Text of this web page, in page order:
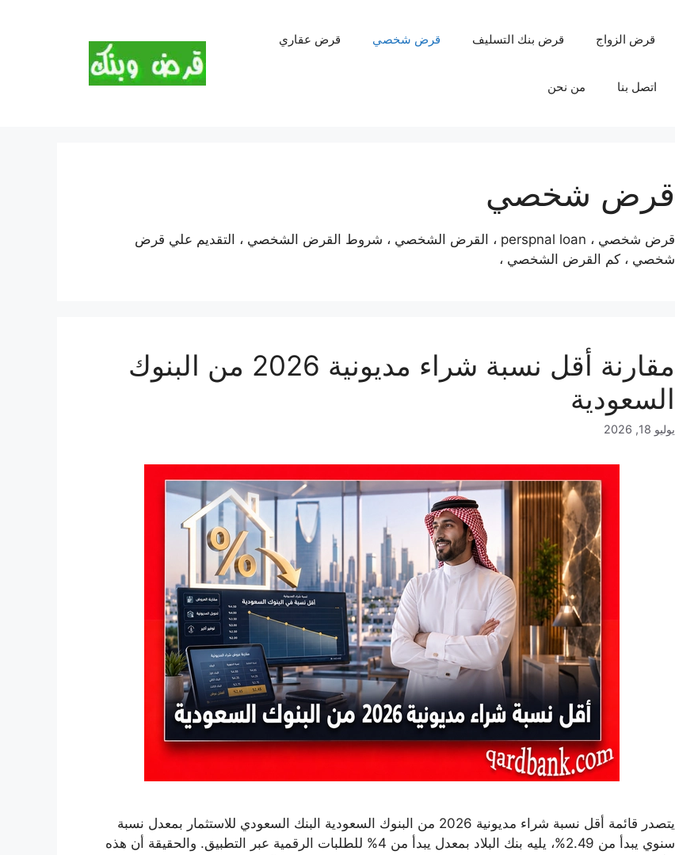
قرض الزواج قرض بنك التسليف قرض شخصي قرض عقاري
اتصل بنا من نحن
قرض شخصي
قرض شخصي ، perspnal loan ، القرض الشخصي ، شروط القرض الشخصي ، التقديم علي قرض
شخصي ، كم القرض الشخصي ،
مقارنة أقل نسبة شراء مديونية 2026 من البنوك
السعودية
يوليو 18, 2026
يتصدر قائمة أقل نسبة شراء مديونية 2026 من البنوك السعودية البنك السعودي للاستثمار بمعدل نسبة
سنوي يبدأ من 2.49%، يليه بنك البلاد بمعدل يبدأ من 4% للطلبات الرقمية عبر التطبيق. والحقيقة أن هذه